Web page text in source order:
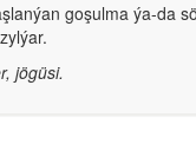
goşulma ýa-da
jögüsi.